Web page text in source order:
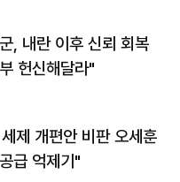
, 내란 이후 신뢰 회복
헌신해달라"
제 개편안 비판 오세훈
급 억제기"